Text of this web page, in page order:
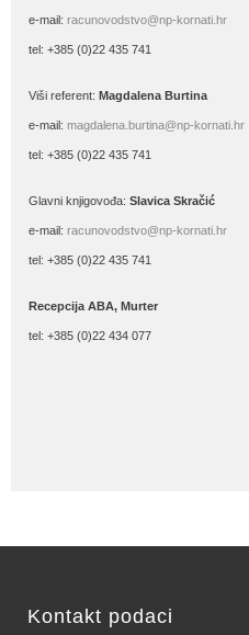
e-mail: racunovodstvo@np-kornati.hr
tel: +385 (0)22 435 741
Viši referent: Magdalena Burtina
e-mail: magdalena.burtina@np-kornati.hr
tel: +385 (0)22 435 741
Glavni knjigovođa: Slavica Skračić
e-mail: racunovodstvo@np-kornati.hr
tel: +385 (0)22 435 741
Recepcija ABA, Murter
tel: +385 (0)22 434 077
Kontakt podaci